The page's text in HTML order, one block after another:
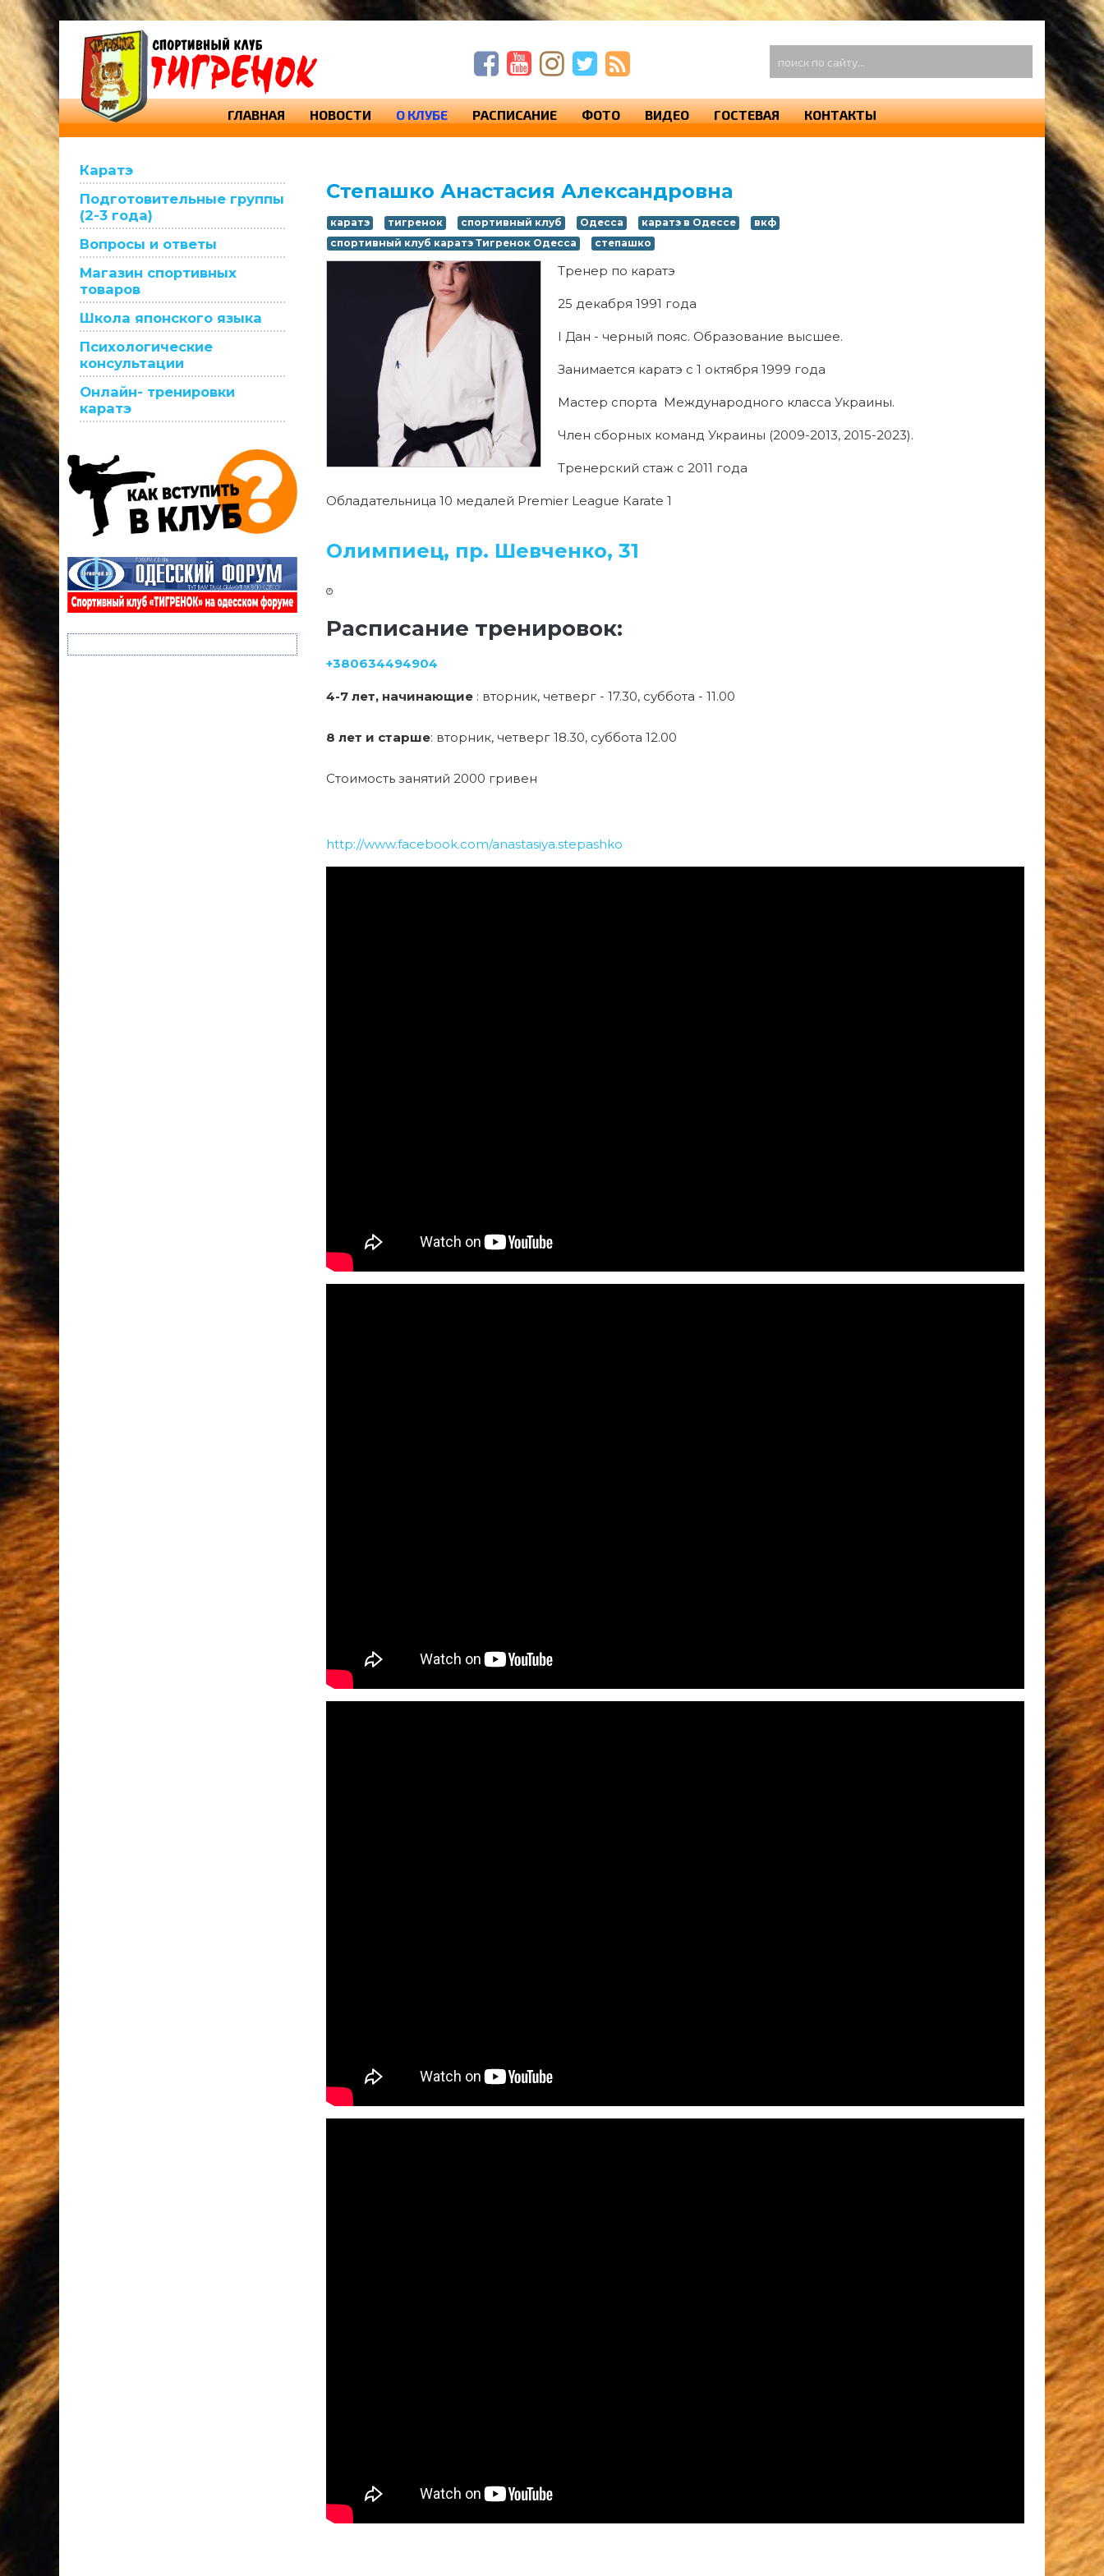
ГЛАВНАЯ НОВОСТИ О КЛУБЕ РАСПИСАНИЕ ФОТО ВИДЕО ГОСТЕВАЯ КОНТАКТЫ
Степашко Анастасия Александровна
каратэ тигренок спортивный клуб Одесса каратэ в Одессе
вкф
спортивный клуб каратэ Тигренок Одесса
степашко
Тренер по каратэ
25 декабря 1991 года
I Дан - черный пояс. Образование высшее.
Занимается каратэ с 1 октября 1999 года
Мастер спорта Международного класса Украины.
Член сборных команд Украины (2009-2013, 2015-2023).
Тренерский стаж с 2011 года
Обладательница 10 медалей Premier League Кarate 1
Олимпиец, пр. Шевченко, 31
Расписание тренировок:
+380634494904
4-7 лет, начинающие : вторник, четверг - 17.30, суббота - 11.00
8 лет и старше: вторник, четверг 18.30, суббота 12.00
Стоимость занятий 2000 гривен
http://www.facebook.com/anastasiya.stepashko
Каратэ
Подготовительные группы
(2-3 года)
Вопросы и ответы
Магазин спортивных
товаров
Школа японского языка
Психологические
консультации
Онлайн- тренировки
каратэ